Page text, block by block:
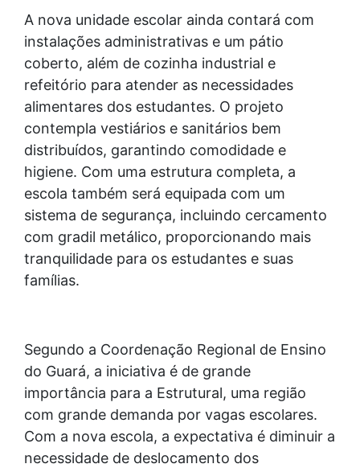
A nova unidade escolar ainda contará com
instalações administrativas e um pátio
coberto, além de cozinha industrial e
refeitório para atender as necessidades
alimentares dos estudantes. O projeto
contempla vestiários e sanitários bem
distribuídos, garantindo comodidade e
higiene. Com uma estrutura completa, a
escola também será equipada com um
sistema de segurança, incluindo cercamento
com gradil metálico, proporcionando mais
tranquilidade para os estudantes e suas
famílias.
Segundo a Coordenação Regional de Ensino
do Guará, a iniciativa é de grande
importância para a Estrutural, uma região
com grande demanda por vagas escolares.
Com a nova escola, a expectativa é diminuir a
necessidade de deslocamento dos